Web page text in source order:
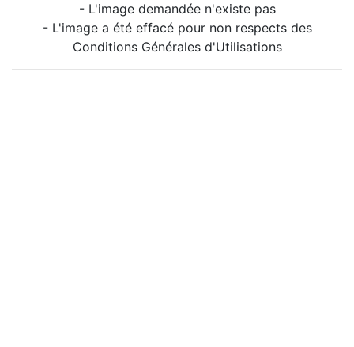
- L'image demandée n'existe pas
- L'image a été effacé pour non respects des
Conditions Générales d'Utilisations